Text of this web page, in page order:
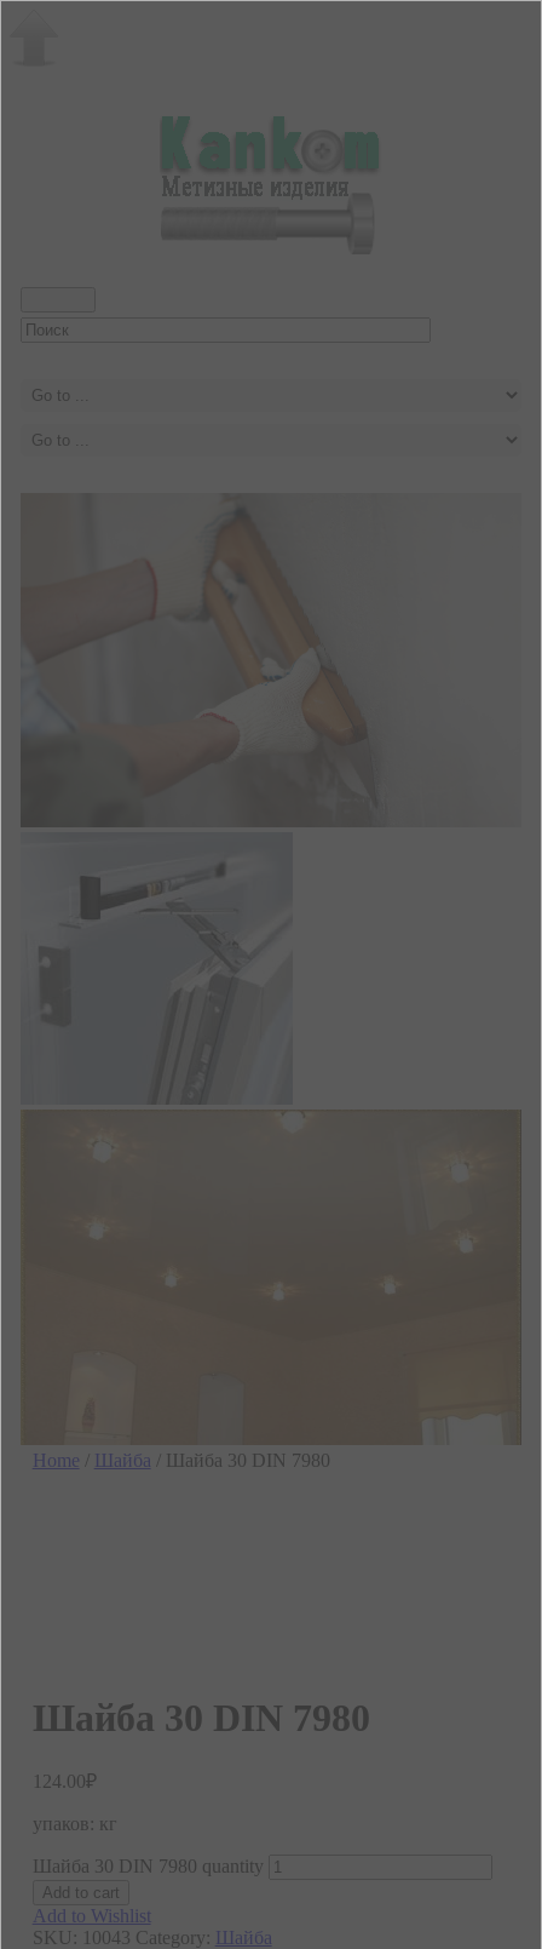
Home / Шайба / Шайба 30 DIN 7980
Шайба 30 DIN 7980
124.00₽
упаков: кг
Шайба 30 DIN 7980 quantity
Add to cart
Add to Wishlist
SKU: 10043 Category: Шайба